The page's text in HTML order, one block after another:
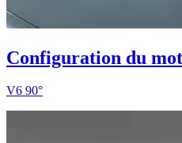
Configuration du
V6 90°